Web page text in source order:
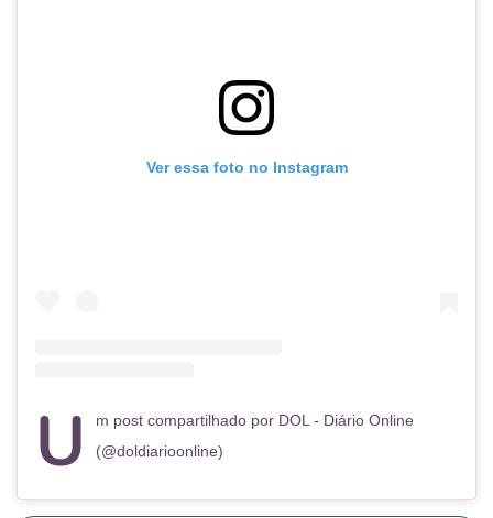
Ver essa foto no Instagram
U
m post compartilhado por DOL - Diário Online
(@doldiarioonline)